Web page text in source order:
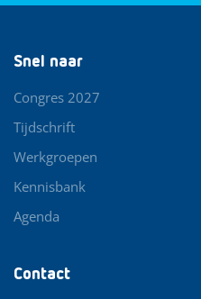
Contact
Snel naar
Congres 2027
Tijdschrift
Werkgroepen
Kennisbank
Agenda